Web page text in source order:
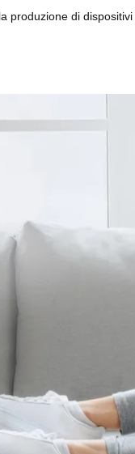
produzione di